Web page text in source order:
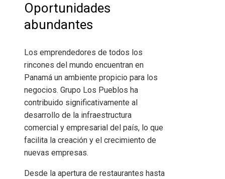
Oportunidades
abundantes
Los emprendedores de todos los
rincones del mundo encuentran en
Panamá un ambiente propicio para los
negocios. Grupo Los Pueblos ha
contribuido significativamente al
desarrollo de la infraestructura
comercial y empresarial del país, lo que
facilita la creación y el crecimiento de
nuevas empresas.
Desde la apertura de restaurantes hasta